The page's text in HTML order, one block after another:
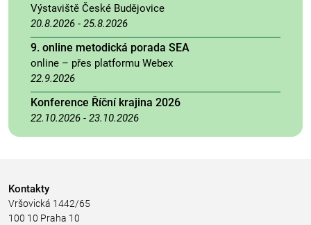
Výstaviště České Budějovice
20.8.2026 - 25.8.2026
9. online metodická porada SEA
online – přes platformu Webex
22.9.2026
Konference Říční krajina 2026
22.10.2026 - 23.10.2026
Kontakty
Vršovická 1442/65
100 10 Praha 10